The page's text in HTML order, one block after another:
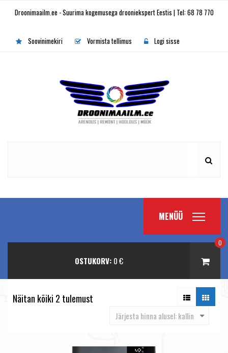
Droonimaailm.ee - Suurima kogemusega drooniekspert Eestis | Tel: 68 78 770
Soovinimekiri Vormista tellimus Logi sisse
MENÜÜ
OSTUKORV: 0€
0
Näitan kõiki 2 tulemust